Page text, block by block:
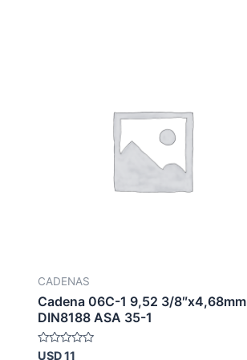
CADENAS
Cadena 06C-1 9,52 3/8″x4,68mm
DIN8188 ASA 35-1
Valorado
USD11